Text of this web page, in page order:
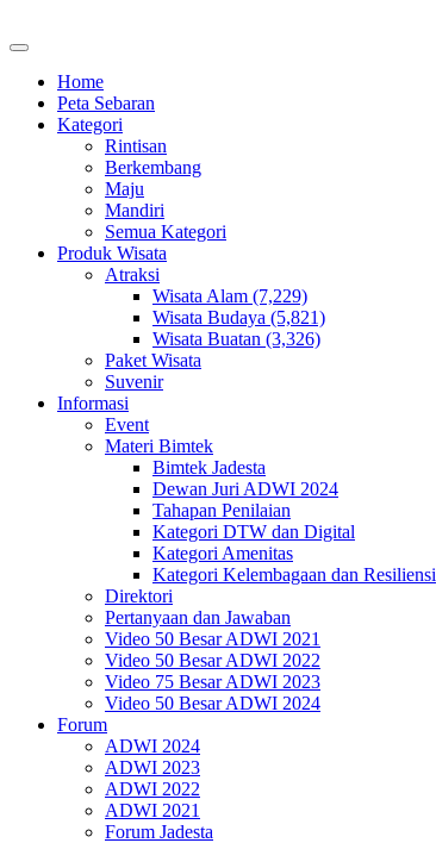
Home
Peta Sebaran
Kategori
Rintisan
Berkembang
Maju
Mandiri
Semua Kategori
Produk Wisata
Atraksi
Wisata Alam (7,229)
Wisata Budaya (5,821)
Wisata Buatan (3,326)
Paket Wisata
Suvenir
Informasi
Event
Materi Bimtek
Bimtek Jadesta
Dewan Juri ADWI 2024
Tahapan Penilaian
Kategori DTW dan Digital
Kategori Amenitas
Kategori Kelembagaan dan Resiliensi
Direktori
Pertanyaan dan Jawaban
Video 50 Besar ADWI 2021
Video 50 Besar ADWI 2022
Video 75 Besar ADWI 2023
Video 50 Besar ADWI 2024
Forum
ADWI 2024
ADWI 2023
ADWI 2022
ADWI 2021
Forum Jadesta